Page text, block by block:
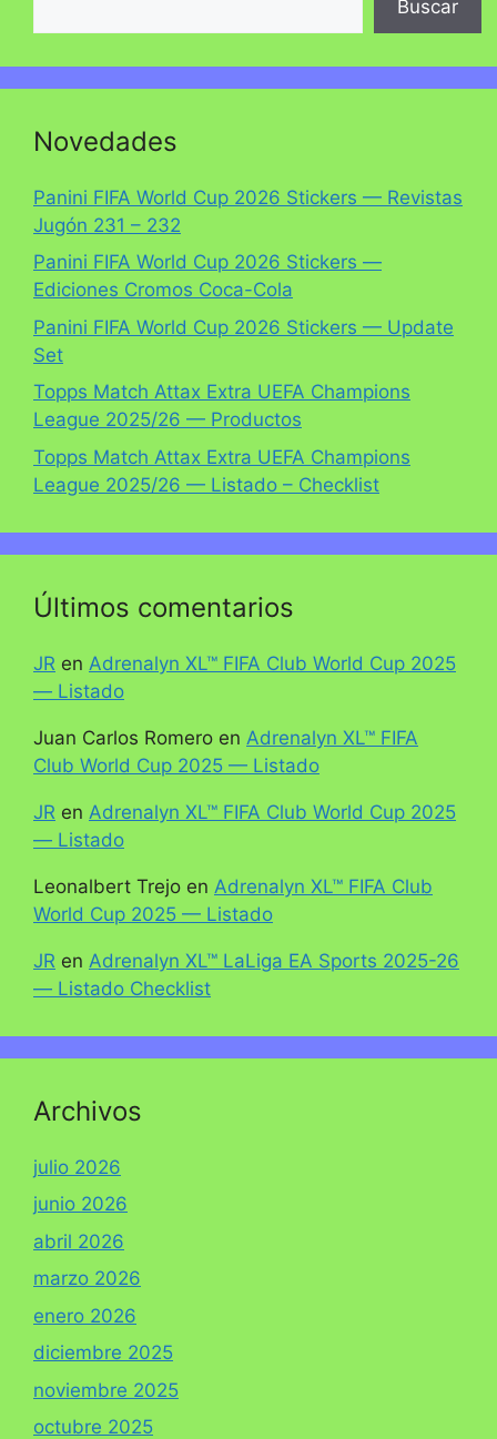
Buscar
Novedades
Panini FIFA World Cup 2026 Stickers — Revistas
Jugón 231 – 232
Panini FIFA World Cup 2026 Stickers —
Ediciones Cromos Coca-Cola
Panini FIFA World Cup 2026 Stickers — Update
Set
Topps Match Attax Extra UEFA Champions
League 2025/26 — Productos
Topps Match Attax Extra UEFA Champions
League 2025/26 — Listado – Checklist
Últimos comentarios
JR en Adrenalyn XL™ FIFA Club World Cup 2025
— Listado
Juan Carlos Romero en Adrenalyn XL™ FIFA
Club World Cup 2025 — Listado
JR en Adrenalyn XL™ FIFA Club World Cup 2025
— Listado
Leonalbert Trejo en Adrenalyn XL™ FIFA Club
World Cup 2025 — Listado
JR en Adrenalyn XL™ LaLiga EA Sports 2025-26
— Listado Checklist
Archivos
julio 2026
junio 2026
abril 2026
marzo 2026
enero 2026
diciembre 2025
noviembre 2025
octubre 2025